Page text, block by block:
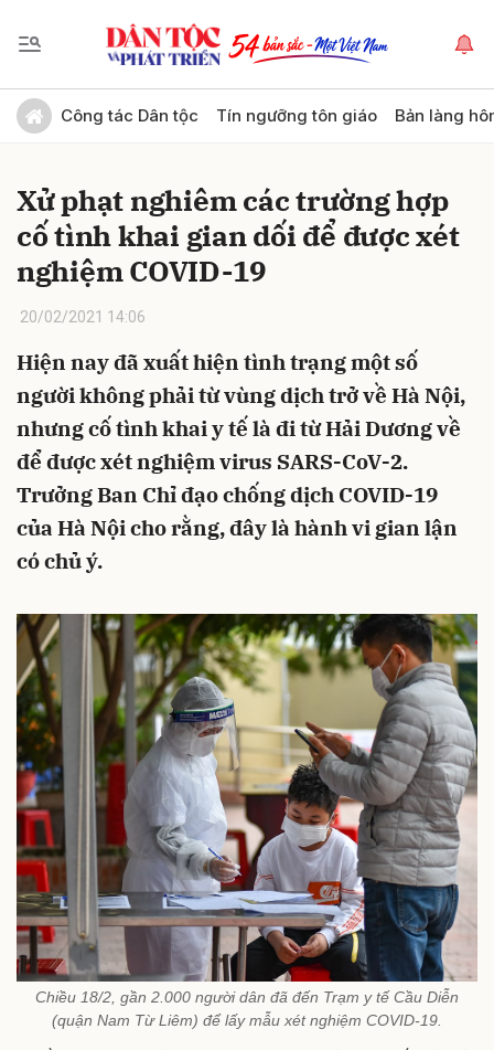
Công tác Dân tộc Tín ngưỡng tôn giáo Bản làng
Xử phạt nghiêm các trường hợp
cố tình khai gian dối để được xét
nghiệm COVID-19
20/02/2021 14:06
Hiện nay đã xuất hiện tình trạng một số
người không phải từ vùng dịch trở về Hà Nội,
nhưng cố tình khai y tế là đi từ Hải Dương về
để được xét nghiệm virus SARS-CoV-2.
Trưởng Ban Chỉ đạo chống dịch COVID-19
của Hà Nội cho rằng, đây là hành vi gian lận
có chủ ý.
Chiều 18/2, gần 2.000 người dân đã đến Trạm y tế Cầu Diễn
(quận Nam Từ Liêm) để lấy mẫu xét nghiệm COVID-19.
Gửi bình luận